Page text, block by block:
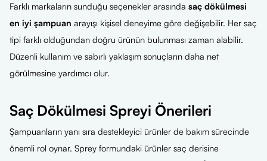
Farklı markaların sunduğu seçenekler arasında saç dökülmesi
en iyi şampuan arayışı kişisel deneyime göre değişebilir. Her saç
tipi farklı olduğundan doğru ürünün bulunması zaman alabilir.
Düzenli kullanım ve sabırlı yaklaşım sonuçların daha net
görülmesine yardımcı olur.
Saç Dökülmesi Spreyi Önerileri
Şampuanların yanı sıra destekleyici ürünler de bakım sürecinde
önemli rol oynar. Sprey formundaki ürünler saç derisine